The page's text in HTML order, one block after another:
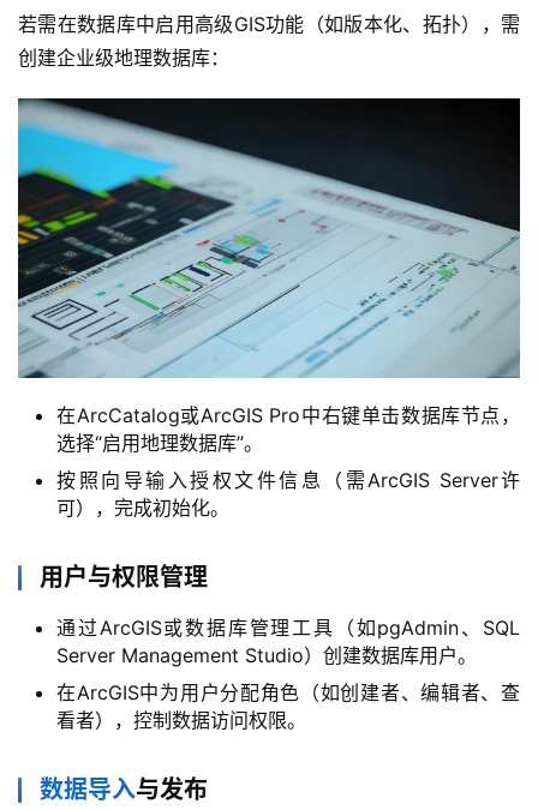
心
技
程
网
站
运
拟
动
标
若需在数据库中启用高级GIS功能（如版本化、拓扑），需
创建企业级地理数据库：
在ArcCatalog或ArcGIS Pro中右键单击数据库节点，
选择“启用地理数据库”。
按照向导输入授权文件信息（需ArcGIS Server许
可），完成初始化。
用户与权限管理
通过ArcGIS或数据库管理工具（如pgAdmin、SQL
Server Management Studio）创建数据库用户。
在ArcGIS中为用户分配角色（如创建者、编辑者、查
看者），控制数据访问权限。
数据导入与发布